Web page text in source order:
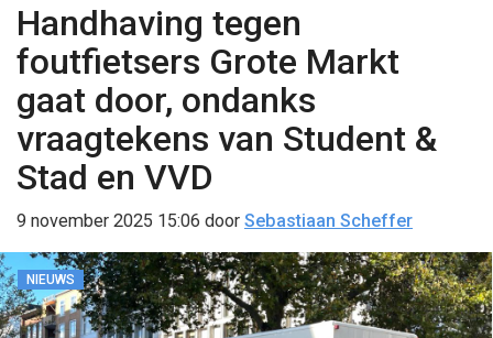
Handhaving tegen
foutfietsers Grote Markt
gaat door, ondanks
vraagtekens van Student &
Stad en VVD
9 november 2025 15:06 door Sebastiaan Scheffer
NIEUWS